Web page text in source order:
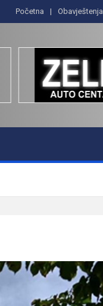
Početna Obavještenja